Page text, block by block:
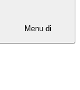
Menu di